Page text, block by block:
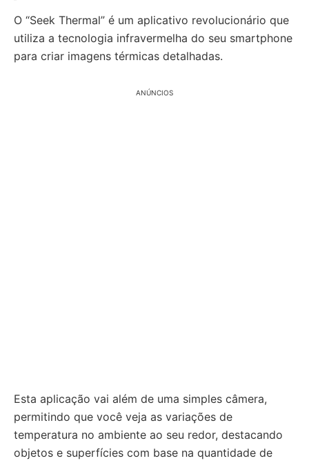
O “Seek Thermal” é um aplicativo revolucionário que
utiliza a tecnologia infravermelha do seu smartphone
para criar imagens térmicas detalhadas.
ANÚNCIOS
Esta aplicação vai além de uma simples câmera,
permitindo que você veja as variações de
temperatura no ambiente ao seu redor, destacando
objetos e superfícies com base na quantidade de